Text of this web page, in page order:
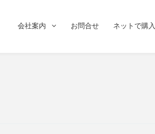
会社案内 お問合せ ネットで購入